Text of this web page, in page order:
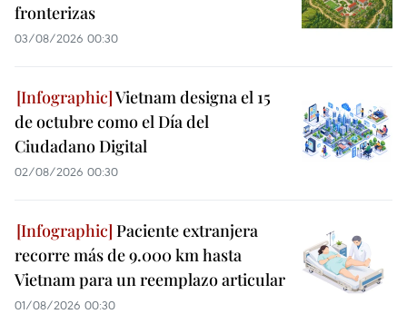
fronterizas
03/08/2026 00:30
Vietnam designa el 15
de octubre como el Día del
Ciudadano Digital
02/08/2026 00:30
Paciente extranjera
recorre más de 9.000 km hasta
Vietnam para un reemplazo articular
01/08/2026 00:30